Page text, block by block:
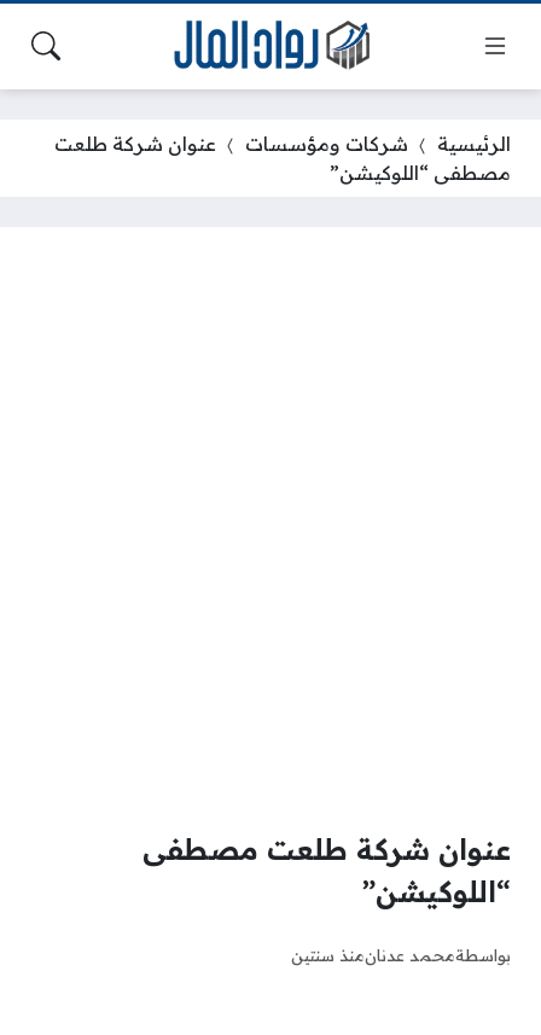
الرئيسية شركات ومؤسسات
عنوان شركة طلعت
مصطفى “اللوكيشن”
عنوان شركة طلعت مصطفى
“اللوكيشن”
بواسطةمحمد عدنانمنذ سنتين